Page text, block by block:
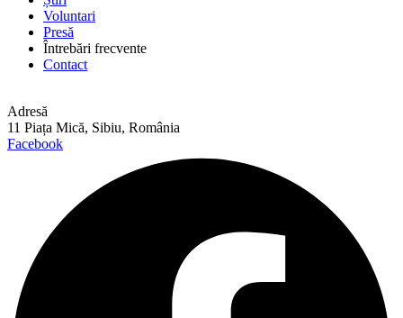
Voluntari
Presă
Întrebări frecvente
Contact
Adresă
11 Piața Mică, Sibiu, România
Facebook